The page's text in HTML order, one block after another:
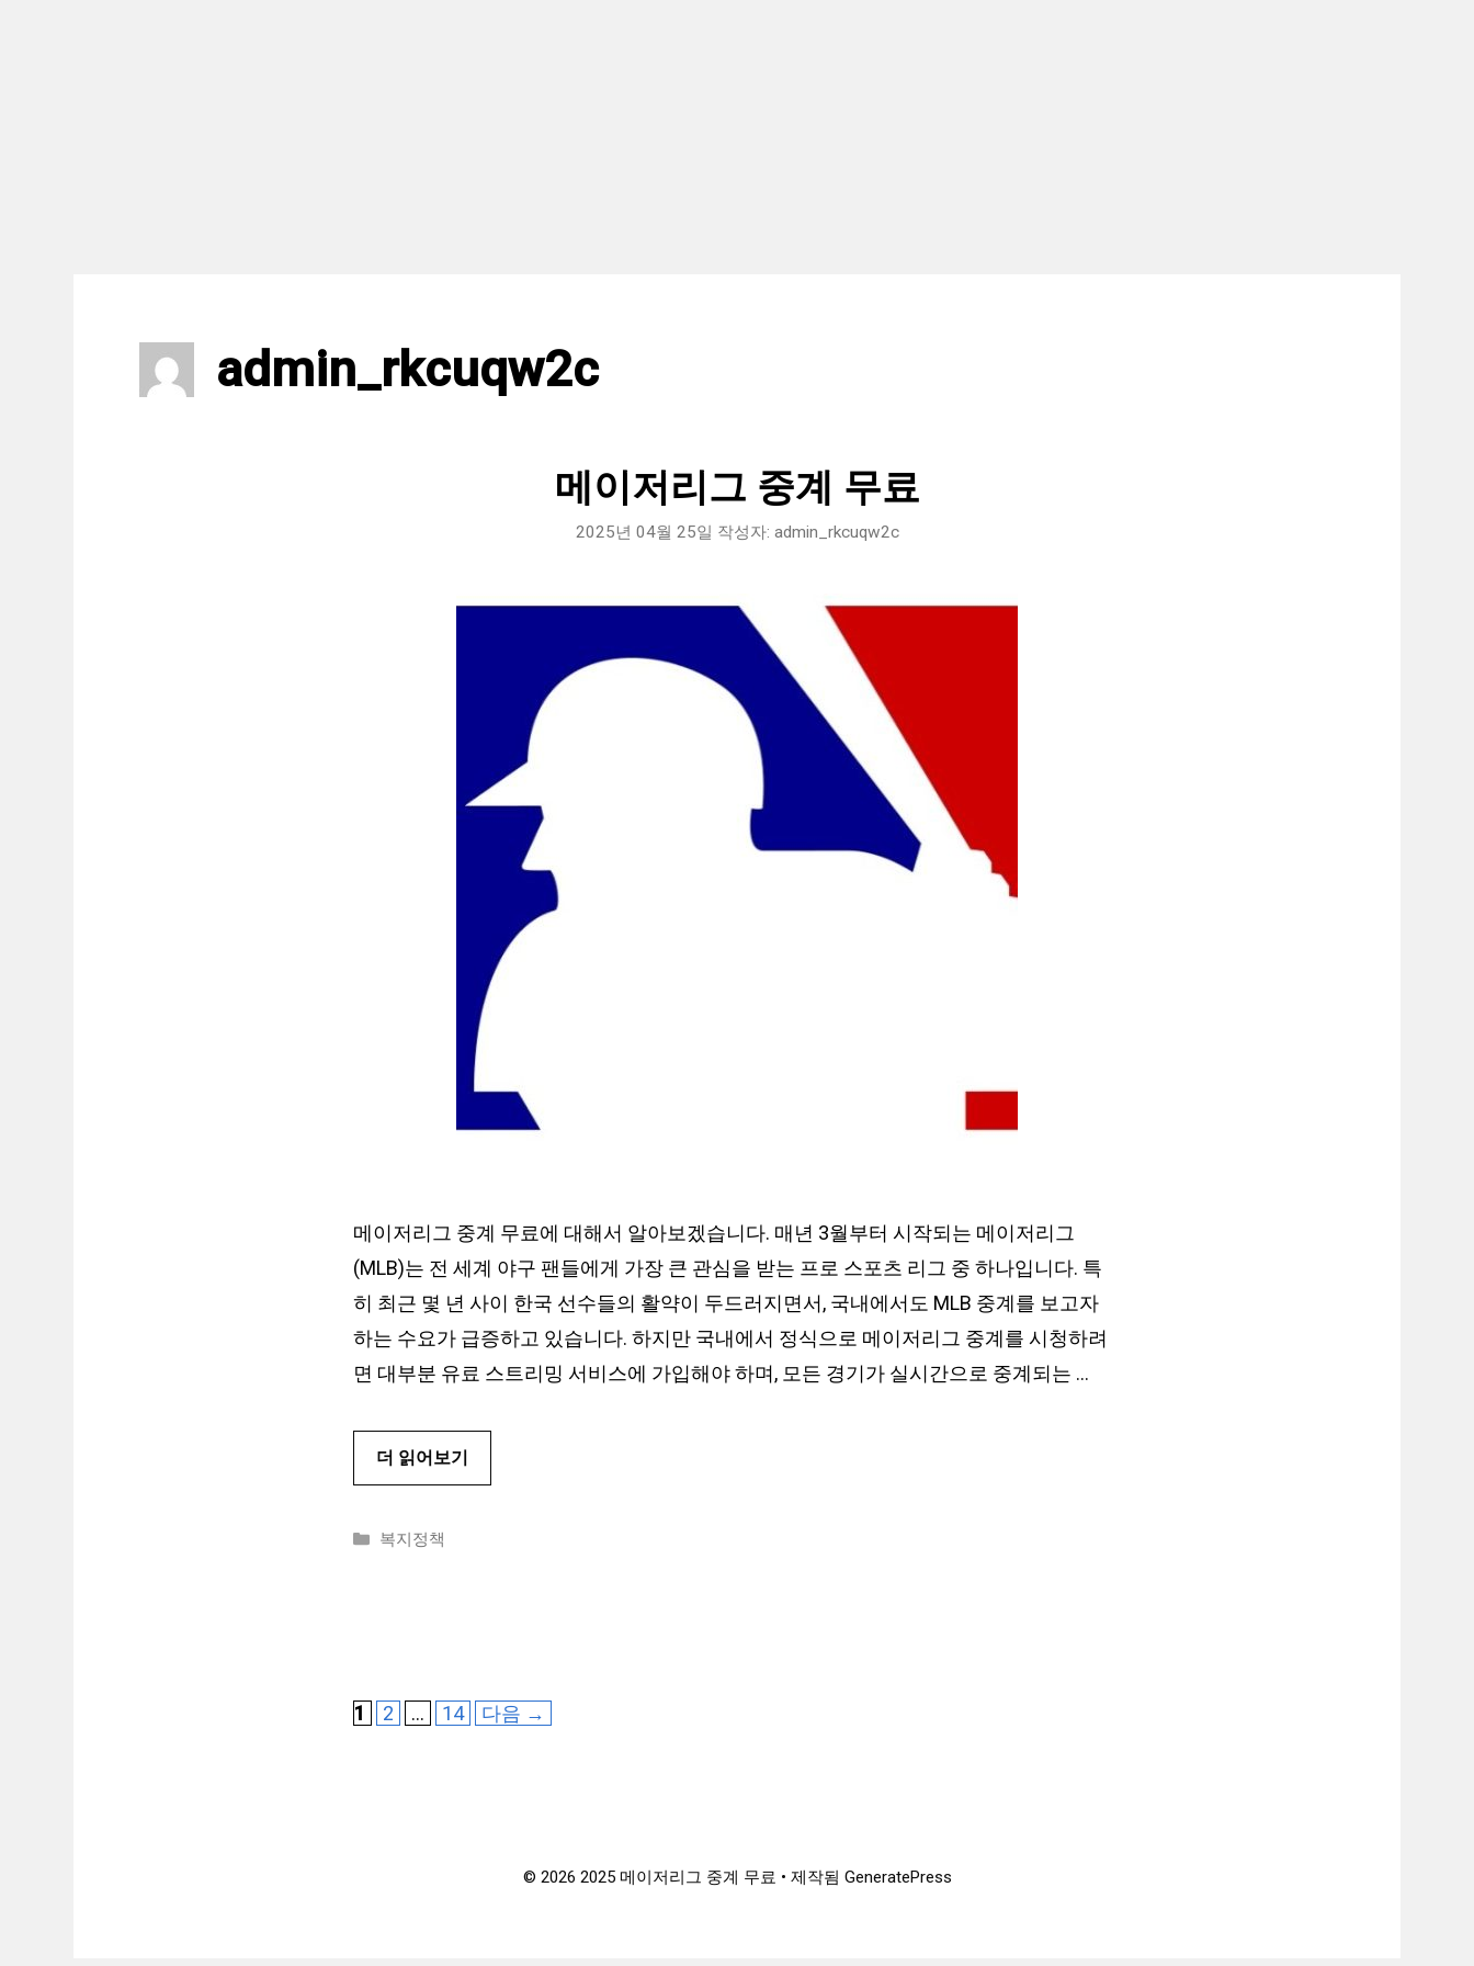
admin_rkcuqw2c
메이저리그 중계 무료
2025년 04월 25일 작성자: admin_rkcuqw2c
메이저리그 중계 무료에 대해서 알아보겠습니다. 매년 3월부터 시작되는 메이저리그
(MLB)는 전 세계 야구 팬들에게 가장 큰 관심을 받는 프로 스포츠 리그 중 하나입니다. 특
히 최근 몇 년 사이 한국 선수들의 활약이 두드러지면서, 국내에서도 MLB 중계를 보고자
하는 수요가 급증하고 있습니다. 하지만 국내에서 정식으로 메이저리그 중계를 시청하려
면 대부분 유료 스트리밍 서비스에 가입해야 하며, 모든 경기가 실시간으로 중계되는 …
더 읽어보기
카
복지정책
페
1
페
2 …
페
14 다음 →
© 2026 2025 메이저리그 중계 무료 • 제작됨 GeneratePress